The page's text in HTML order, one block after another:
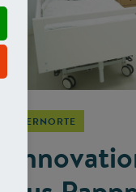
LERNORTE